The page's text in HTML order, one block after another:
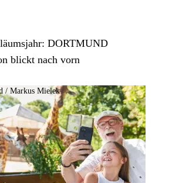
DORTMUND
blickt nach vorn
/ Markus Mielek